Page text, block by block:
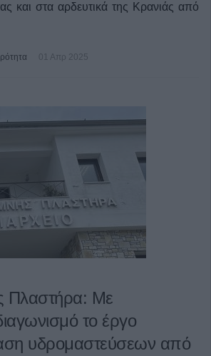
και στα αρδευτικά της Κρανιάς από
01 Απρ 2025
Πλαστήρα: Με
το έργο
υδρομαστεύσεων από